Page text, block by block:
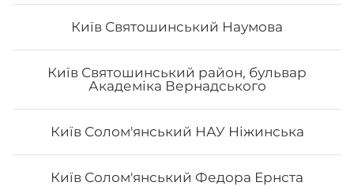
Київ Святошинський Наумова
Київ Святошинський район, бульвар
Академіка Вернадського
Київ Солом'янський НАУ Ніжинська
Київ Солом'янський Федора Ернста